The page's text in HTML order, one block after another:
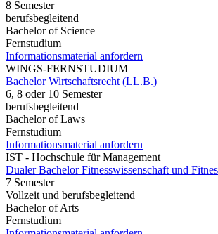
8 Semester
berufsbegleitend
Bachelor of Science
Fernstudium
Informationsmaterial anfordern
WINGS-FERNSTUDIUM
Bachelor Wirtschaftsrecht (LL.B.)
6, 8 oder 10 Semester
berufsbegleitend
Bachelor of Laws
Fernstudium
Informationsmaterial anfordern
IST - Hochschule für Management
Dualer Bachelor Fitnesswissenschaft und
7 Semester
Vollzeit und berufsbegleitend
Bachelor of Arts
Fernstudium